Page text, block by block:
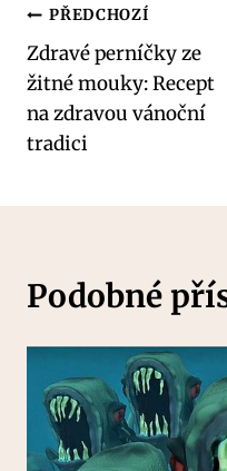
Navigace
pro
příspěvek
PŘEDCHOZÍ
Zdravé perníčky ze
žitné mouky: Recept
na zdravou vánoční
tradici
Podobné